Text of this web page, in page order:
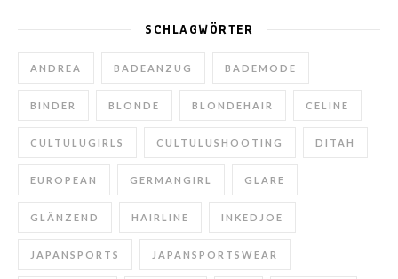
SCHLAGWÖRTER
ANDREA BADEANZUG BADEMODE
BINDER BLONDE BLONDEHAIR CELINE
CULTULUGIRLS CULTULUSHOOTING DITAH
EUROPEAN GERMANGIRL GLARE
GLÄNZEND HAIRLINE INKEDJOE
JAPANSPORTS JAPANSPORTSWEAR